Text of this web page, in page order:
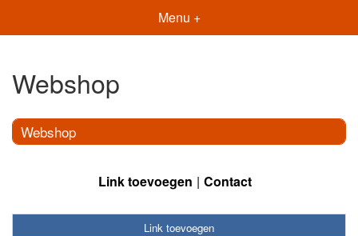
Menu +
Webshop
Webshop
Link toevoegen Contact
Link toevoegen